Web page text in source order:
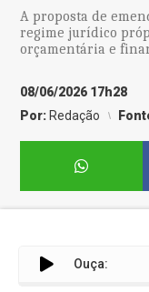
A proposta de
regime jurídico
orçamentária e
08/06/2026 17h28
Por: Redação
Ouça: